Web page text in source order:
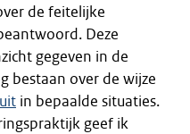
de feitelijke
Deze
gegeven in de
bestaan over de wijze
in bepaalde situaties.
geef ik